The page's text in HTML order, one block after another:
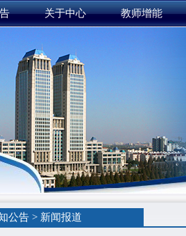
关于中心 教师增能
公告> 新闻报道